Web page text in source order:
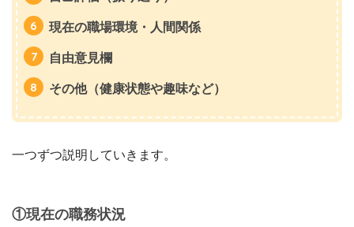
現在の職場環境・人間関係
自由意見欄
その他（健康状態や趣味など）
一つずつ説明していきます。
①現在の職務状況